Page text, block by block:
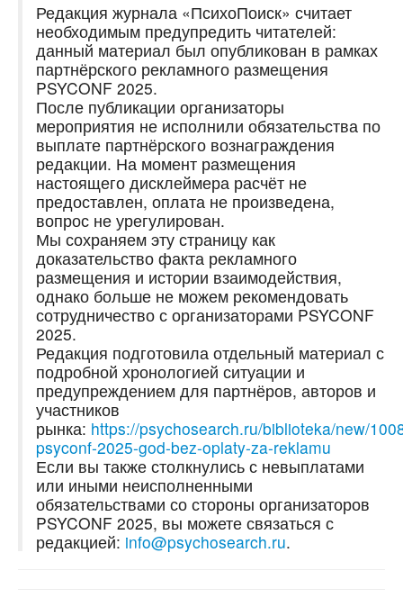
Редакция журнала «ПсихоПоиск» считает
необходимым предупредить читателей:
данный материал был опубликован в рамках
партнёрского рекламного размещения
PSYCONF 2025.
После публикации организаторы
мероприятия не исполнили обязательства по
выплате партнёрского вознаграждения
редакции. На момент размещения
настоящего дисклеймера расчёт не
предоставлен, оплата не произведена,
вопрос не урегулирован.
Мы сохраняем эту страницу как
доказательство факта рекламного
размещения и истории взаимодействия,
однако больше не можем рекомендовать
сотрудничество с организаторами PSYCONF
2025.
Редакция подготовила отдельный материал с
подробной хронологией ситуации и
предупреждением для партнёров, авторов и
участников
рынка: https://psychosearch.ru/biblioteka/new/
psyconf-2025-god-bez-oplaty-za-reklamu
Если вы также столкнулись с невыплатами
или иными неисполненными
обязательствами со стороны организаторов
PSYCONF 2025, вы можете связаться с
редакцией: info@psychosearch.ru.